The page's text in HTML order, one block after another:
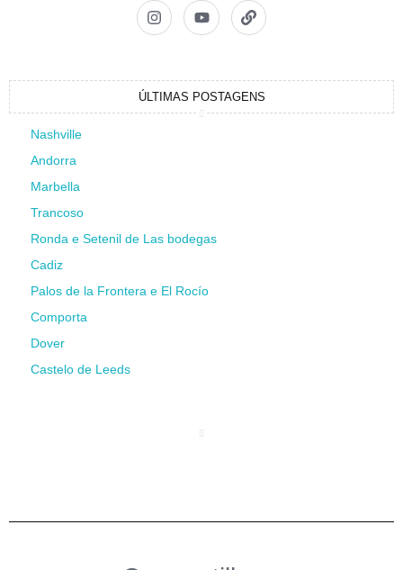
ÚLTIMAS POSTAGENS
Nashville
Andorra
Marbella
Trancoso
Ronda e Setenil de Las bodegas
Cadiz
Palos de la Frontera e El Rocío
Comporta
Dover
Castelo de Leeds